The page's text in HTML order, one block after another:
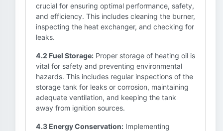
crucial for ensuring optimal performance, safety,
and efficiency. This includes cleaning the burner,
inspecting the heat exchanger, and checking for
leaks.
4.2 Fuel Storage: Proper storage of heating oil is
vital for safety and preventing environmental
hazards. This includes regular inspections of the
storage tank for leaks or corrosion, maintaining
adequate ventilation, and keeping the tank
away from ignition sources.
4.3 Energy Conservation: Implementing